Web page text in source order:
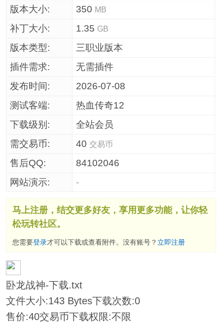
版本大小:
350 MB
补丁大小: 1.35 GB
版本类型:
三职业版本
插件需求:
无需插件
发布时间:
2026-07-08
测试客端:
热血传奇12
下载级别:
全站会员
需交易币:
40交易币
售后QQ:
84102046
网站演示:
-
马上注册，结交更多好友，享用更多功能，让你轻
松玩转社区。
您需要登录才可以下载或查看附件。没有账号？ 立即注册
卧龙战神-下载.txt
文件大小:143 Bytes下载次数:0
售价:40交易币下载权限:不限